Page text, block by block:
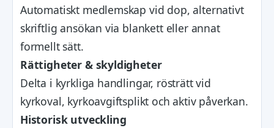
Automatiskt medlemskap vid dop, alternativt
skriftlig ansökan via blankett eller annat
formellt sätt.
Rättigheter & skyldigheter
Delta i kyrkliga handlingar, rösträtt vid
kyrkoval, kyrkoavgiftsplikt och aktiv påverkan.
Historisk utveckling